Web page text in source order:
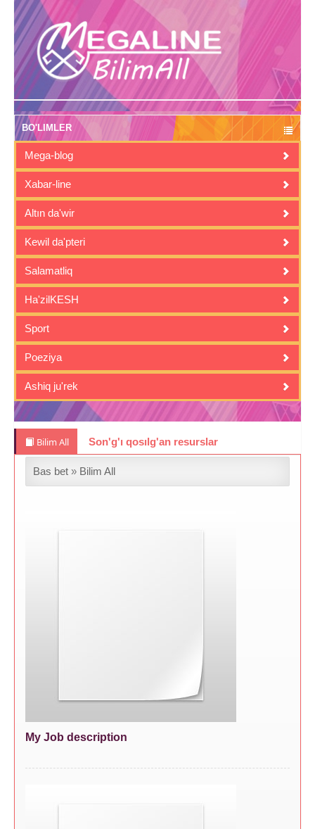
BO'LIMLER
Mega-blog
Xabar-line
Altın da'wir
Kewil da'pteri
Salamatliq
Ha'zilKESH
Sport
Poeziya
Ashiq ju'rek
Bilim All Son'g'ı qosılg'an resurslar
Bas bet » Bilim All
My Job description